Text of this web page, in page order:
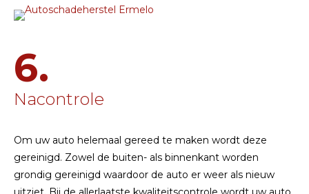
6.
Nacontrole
Om uw auto helemaal gereed te maken wordt deze
gereinigd. Zowel de buiten- als binnenkant worden
grondig gereinigd waardoor de auto er weer als nieuw